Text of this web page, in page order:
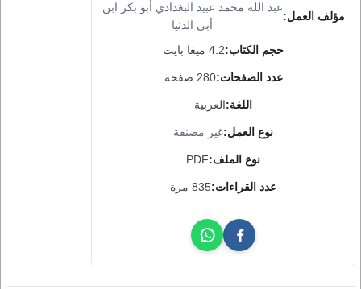
مؤلف العمل:
عبد الله محمد عبيد البغدادي أبو بكر ابن
أبي الدنيا
حجم الكتاب:4.2 ميغا بايت
عدد الصفحات:280 صفحة
اللغة:العربية
نوع العمل:غير مصنفة
نوع الملف:PDF
عدد القراءات:835 مرة